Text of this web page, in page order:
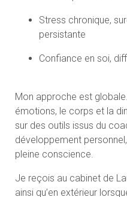
Mon approche est
émotions, le corps et la
développement
Je reçois au cabinet de
ainsi qu’en extérieur
facilitent la réflexion et
Coaching